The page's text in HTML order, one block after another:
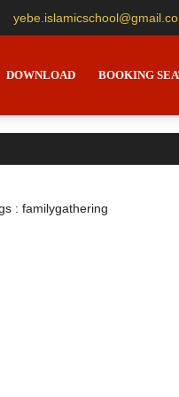
DOWNLOAD BOOKING
: familygathering